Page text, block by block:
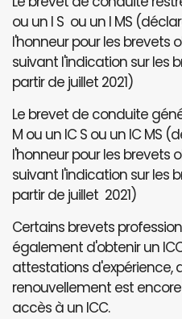
ou un I S ou un I MS
l'honneur pour les brevets
suivant l'indication sur les
partir de juillet 2021)
Le brevet de conduite
M ou un IC S ou un IC MS
l'honneur pour les brevets
suivant l'indication sur les
partir de juillet 2021)
Certains brevets
également d'obtenir un
attestations d'expérience,
renouvellement est
accès à un ICC.